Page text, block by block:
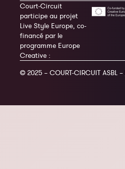
Court-Circuit
participe au projet
Live Style Europe, co-
financé par le
programme Europe
Creative :
© 2025 – COURT-CIRCUIT ASBL –